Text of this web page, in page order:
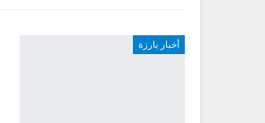
أخبار بارزة